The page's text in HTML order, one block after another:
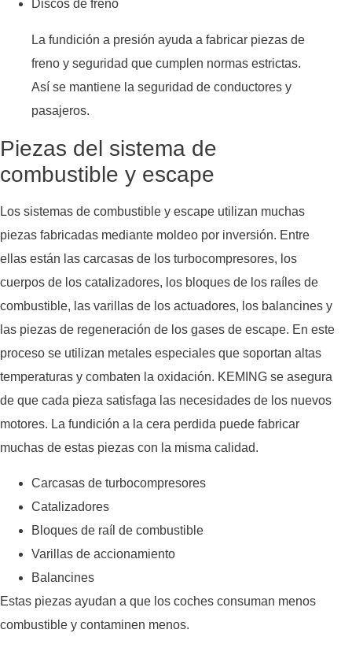
Discos de freno
La fundición a presión ayuda a fabricar piezas de
freno y seguridad que cumplen normas estrictas.
Así se mantiene la seguridad de conductores y
pasajeros.
Piezas del sistema de
combustible y escape
Los sistemas de combustible y escape utilizan muchas
piezas fabricadas mediante moldeo por inversión. Entre
ellas están las carcasas de los turbocompresores, los
cuerpos de los catalizadores, los bloques de los raíles de
combustible, las varillas de los actuadores, los balancines y
las piezas de regeneración de los gases de escape. En este
proceso se utilizan metales especiales que soportan altas
temperaturas y combaten la oxidación. KEMING se asegura
de que cada pieza satisfaga las necesidades de los nuevos
motores. La fundición a la cera perdida puede fabricar
muchas de estas piezas con la misma calidad.
Carcasas de turbocompresores
Catalizadores
Bloques de raíl de combustible
Varillas de accionamiento
Balancines
Estas piezas ayudan a que los coches consuman menos
combustible y contaminen menos.